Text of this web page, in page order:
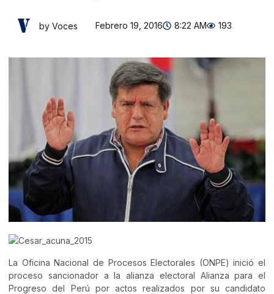
by Voces Febrero 19, 2016 8:22 AM 193
La Oficina Nacional de Procesos Electorales (ONPE) inició el
proceso sancionador a la alianza electoral Alianza para el
Progreso del Perú por actos realizados por su candidato